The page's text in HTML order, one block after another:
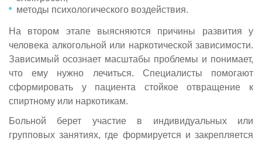
методы психологического воздействия.
На втором этапе выясняются причины развития у
человека алкогольной или наркотической зависимости.
Зависимый осознает масштабы проблемы и понимает,
что ему нужно лечиться. Специалисты помогают
сформировать у пациента стойкое отвращение к
спиртному или наркотикам.
Больной берет участие в индивидуальных или
групповых занятиях, где формируется и закрепляется